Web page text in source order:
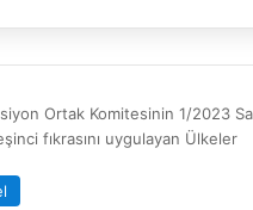
Ortak Komitesinin 1/2023
fıkrasını uygulayan Ülkeler